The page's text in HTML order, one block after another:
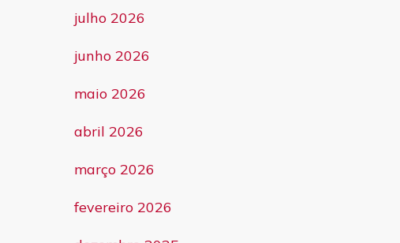
julho 2026
junho 2026
maio 2026
abril 2026
março 2026
fevereiro 2026